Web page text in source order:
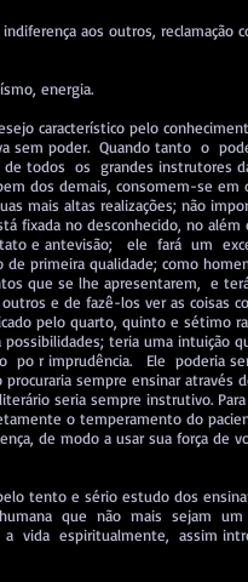
aos outros, reclamação
energia.
característico pelo
sem poder. Quando tanto o
todos os grandes instrutores
dos demais, consomem-se
mais altas realizações; não
fixada no desconhecido, no além
tato e antevisão; ele fará um
primeira qualidade; como
que se lhe apresentarem, e
e de fazê-los ver as coisas
pelo quarto, quinto e sétimo
teria uma intuição
po r imprudência. Ele poderia
sempre ensinar através
seria sempre instrutivo.
o temperamento do
de modo a usar sua força de
tento e sério estudo dos
que não mais sejam um
vida espiritualmente, assim